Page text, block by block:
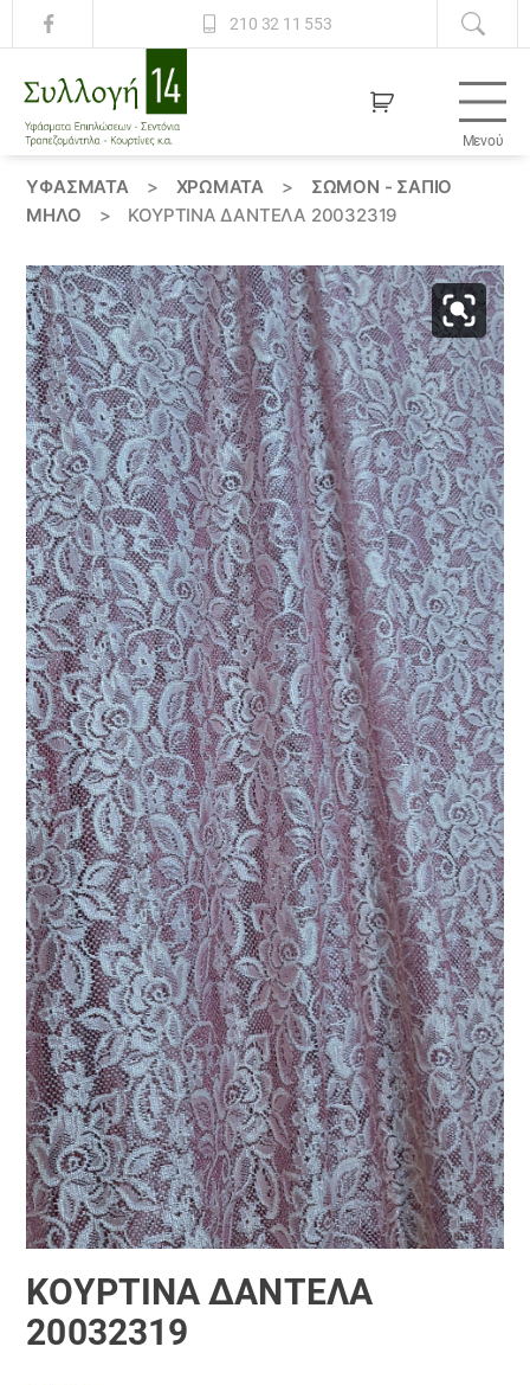
210 32 11 553
14
Μενού
ΥΦΆΣΜΑΤΑ > ΧΡΏΜΑΤΑ >
ΣΩΜΟΝ - ΣΑΠΙΟ
ΜΗΛΟ
> ΚΟΥΡΤΊΝΑ ΔΑΝΤΈΛΑ 20032319
ΚΟΥΡΤΊΝΑ ΔΑΝΤΈΛΑ
20032319